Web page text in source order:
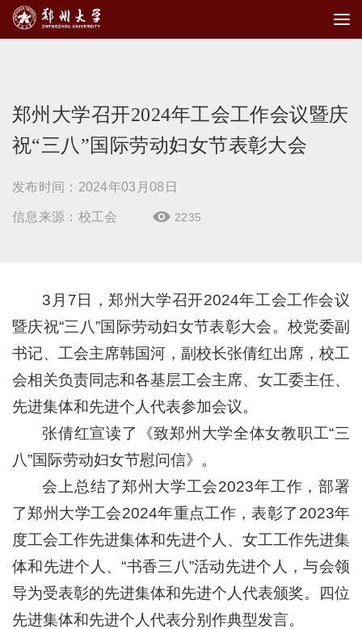
郑州大学召开2024年工会工作会议暨庆
祝“三八”国际劳动妇女节表彰大会
发布时间：2024年03月08日
信息来源：校工会  2235
3月7日，郑州大学召开2024年工会工作会议
暨庆祝“三八”国际劳动妇女节表彰大会。校党委副
书记、工会主席韩国河，副校长张倩红出席，校工
会相关负责同志和各基层工会主席、女工委主任、
先进集体和先进个人代表参加会议。
张倩红宣读了《致郑州大学全体女教职工“三
八”国际劳动妇女节慰问信》。
会上总结了郑州大学工会2023年工作，部署
了郑州大学工会2024年重点工作，表彰了2023年
度工会工作先进集体和先进个人、女工工作先进集
体和先进个人、“书香三八”活动先进个人，与会领
导为受表彰的先进集体和先进个人代表颁奖。四位
先进集体和先进个人代表分别作典型发言。